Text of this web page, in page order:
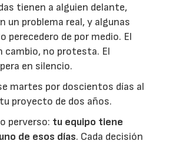
tienen a alguien delante,
un problema real, y algunas
perecedero de por medio. El
cambio, no protesta. El
en silencio.
martes por doscientos días al
proyecto de dos años.
perverso: tu equipo tiene
de esos días. Cada decisión